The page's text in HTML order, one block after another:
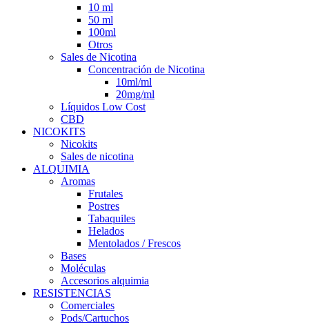
10 ml
50 ml
100ml
Otros
Sales de Nicotina
Concentración de Nicotina
10ml/ml
20mg/ml
Líquidos Low Cost
CBD
NICOKITS
Nicokits
Sales de nicotina
ALQUIMIA
Aromas
Frutales
Postres
Tabaquiles
Helados
Mentolados / Frescos
Bases
Moléculas
Accesorios alquimia
RESISTENCIAS
Comerciales
Pods/Cartuchos